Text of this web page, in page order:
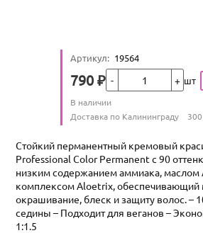
Артикул: 19564
Цена
790 ₽ шт
Количество
В наличии
Условия доставки
Доставка по Калининграду 300
Стойкий перманентный кремовый
Professional Color Permanent с 90
низким содержанием аммиака, маслом
комплексом Aloetrix, обеспечивающий
окрашивание, блеск и защиту волос. –
седины – Подходит для веганов –
1:1.5